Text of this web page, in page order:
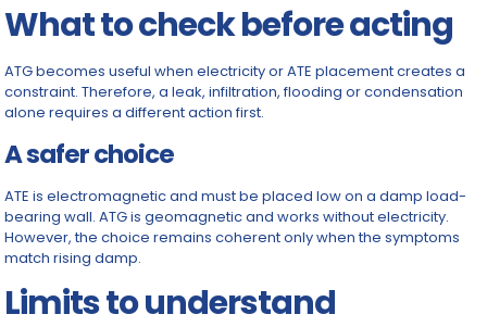
What to check before acting
ATG becomes useful when electricity or ATE placement creates a
constraint. Therefore, a leak, infiltration, flooding or condensation
alone requires a different action first.
A safer choice
ATE is electromagnetic and must be placed low on a damp load-
bearing wall. ATG is geomagnetic and works without electricity.
However, the choice remains coherent only when the symptoms
match rising damp.
Limits to understand